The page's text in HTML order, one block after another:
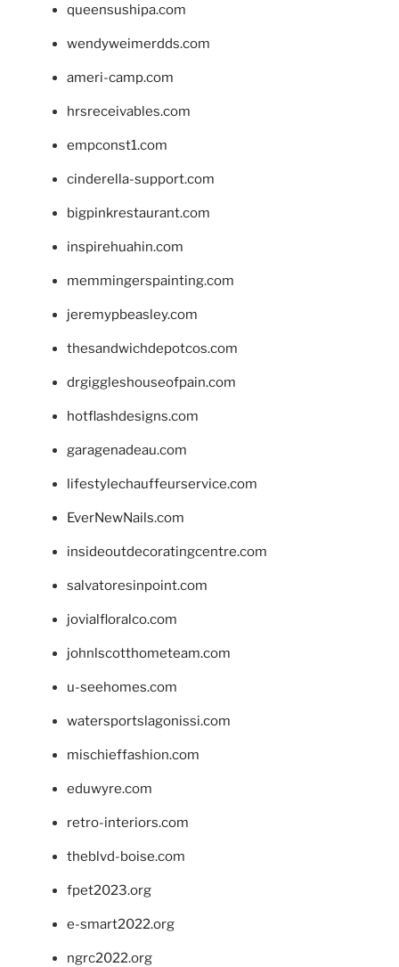
queensushipa.com
wendyweimerdds.com
ameri-camp.com
hrsreceivables.com
empconst1.com
cinderella-support.com
bigpinkrestaurant.com
inspirehuahin.com
memmingerspainting.com
jeremypbeasley.com
thesandwichdepotcos.com
drgiggleshouseofpain.com
hotflashdesigns.com
garagenadeau.com
lifestylechauffeurservice.com
EverNewNails.com
insideoutdecoratingcentre.com
salvatoresinpoint.com
jovialfloralco.com
johnlscotthometeam.com
u-seehomes.com
watersportslagonissi.com
mischieffashion.com
eduwyre.com
retro-interiors.com
theblvd-boise.com
fpet2023.org
e-smart2022.org
ngrc2022.org